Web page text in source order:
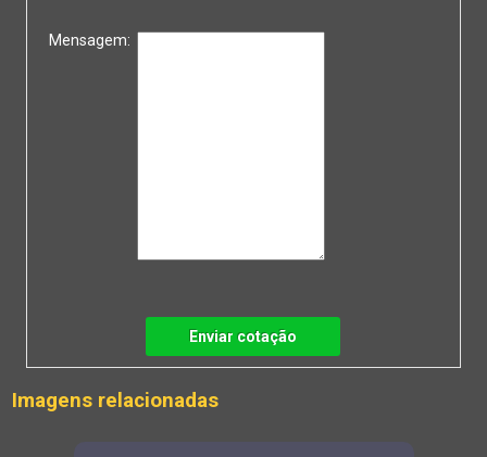
Mensagem:
Enviar cotação
Imagens relacionadas